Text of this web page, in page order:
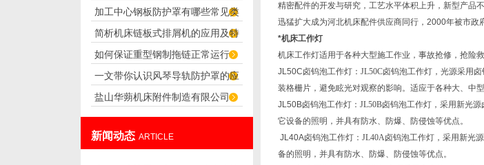
加工中心钢板防护罩有哪些常见类
型？
简析机床链板式排屑机的应用及特
点
如何保证重型钢制拖链正常运行
一文带你认识风琴导轨防护罩的应
用范围
盐山华蒴机床附件制造有限公司
新闻动态 ARTICLE
精密配件的开发与研究，工艺水平体积上升，新型产品
迅猛扩大成为河北机床配件供应商同行，2000年被市政
*机床工作灯
机床工作灯适用于各种大型施工作业，事故抢修，抢险
JL50C卤钨泡工作灯： JL50C卤钨泡工作灯，光源采用
装格栅片，避免眩光对观察的影响。适应于各种大、中
JL50B卤钨泡工作灯： JL50B卤钨泡工作灯，采用新光
它设备的照明，并具有防水、防爆、防侵蚀等优点。
JL40A卤钨泡工作灯：JL40A卤钨泡工作灯，采用新光
备的照明，并具有防水、防爆、防侵蚀等优点。